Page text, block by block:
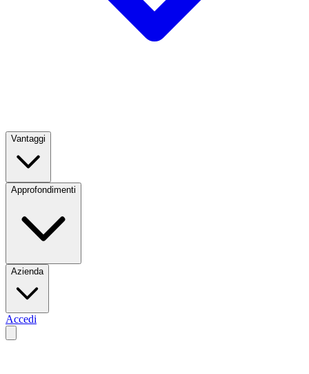
Vantaggi
Approfondimenti
Azienda
Accedi